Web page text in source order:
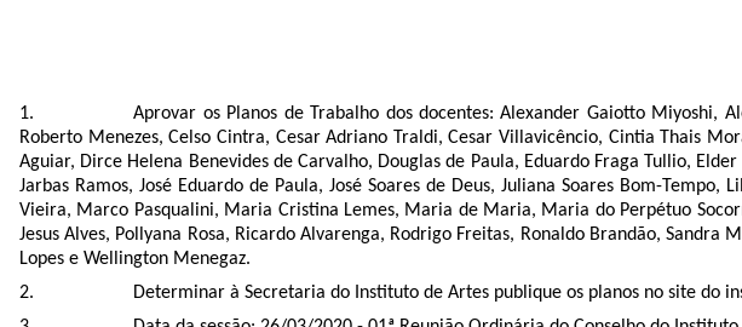
Aprovar os Planos de Trabalho dos docentes: Alexander Gaiotto Miyoshi,
Roberto Menezes, Celso Cintra, Cesar Adriano Traldi, Cesar Villavicêncio, Cintia Thais
Aguiar, Dirce Helena Benevides de Carvalho, Douglas de Paula, Eduardo Fraga Tullio,
Jarbas Ramos, José Eduardo de Paula, José Soares de Deus, Juliana Soares Bom-
Vieira, Marco Pasqualini, Maria Cristina Lemes, Maria de Maria, Maria do Perpétuo
Jesus Alves, Pollyana Rosa, Ricardo Alvarenga, Rodrigo Freitas, Ronaldo Brandão,
Lopes e Wellington Menegaz.
Determinar à Secretaria do Instituto de Artes publique os planos no site do